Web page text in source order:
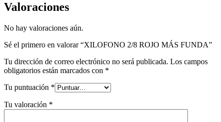
Valoraciones
No hay valoraciones aún.
Sé el primero en valorar “XILOFONO 2/8 ROJO MÁS FUNDA”
Tu dirección de correo electrónico no será publicada. Los campos
obligatorios están marcados con *
Tu puntuación *
Tu valoración *